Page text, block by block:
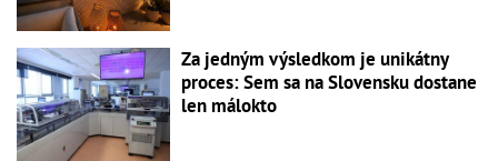
Za jedným výsledkom je unikátny
proces: Sem sa na Slovensku dostane
len málokto